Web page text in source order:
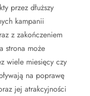
przez dłuższy
kampanii
z zakończeniem
strona może
wiele miesięcy czy
na poprawę
jej atrakcyjności